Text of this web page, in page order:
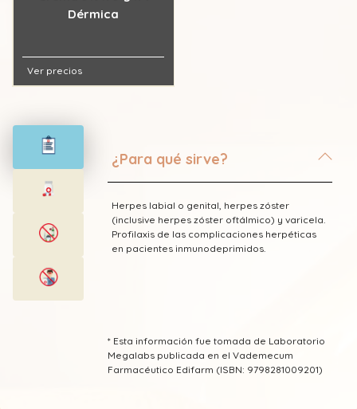
Dérmica
Ver precios
¿Para qué sirve?
Herpes labial o genital, herpes zóster
(inclusive herpes zóster oftálmico) y varicela.
Profilaxis de las complicaciones herpéticas
en pacientes inmunodeprimidos.
* Esta información fue tomada de Laboratorio
Megalabs publicada en el Vademecum
Farmacéutico Edifarm (ISBN: 9798281009201)